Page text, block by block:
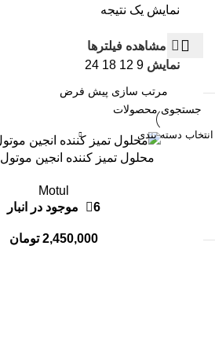
انتخاب دسته بندی
نمایش یک نتیجه
مشاهده فیلترها
نمایش9
12
18
24
افزودن به سبد خرید
محلول تمیز کننده انجین موتول MOTUL
Motul
6 موجود در انبار
2,450,000 تومان